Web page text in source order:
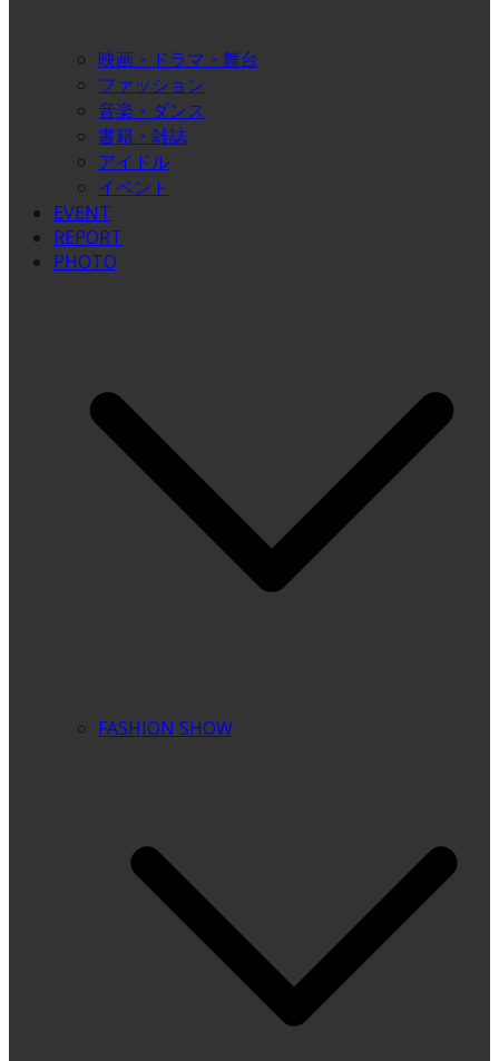
映画・ドラマ・舞台
ファッション
音楽・ダンス
書籍・雑誌
アイドル
イベント
EVENT
REPORT
PHOTO
FASHION SHOW